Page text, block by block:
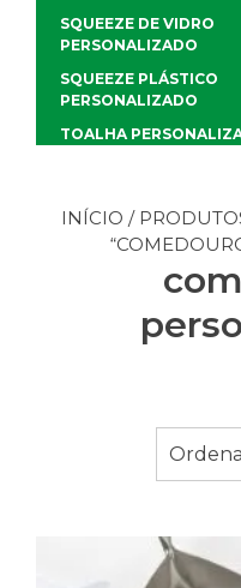
INÍCIO /
SQUEEZE DE VIDRO
PERSONALIZADO
SQUEEZE PLÁSTICO
PERSONALIZADO
TOALHA